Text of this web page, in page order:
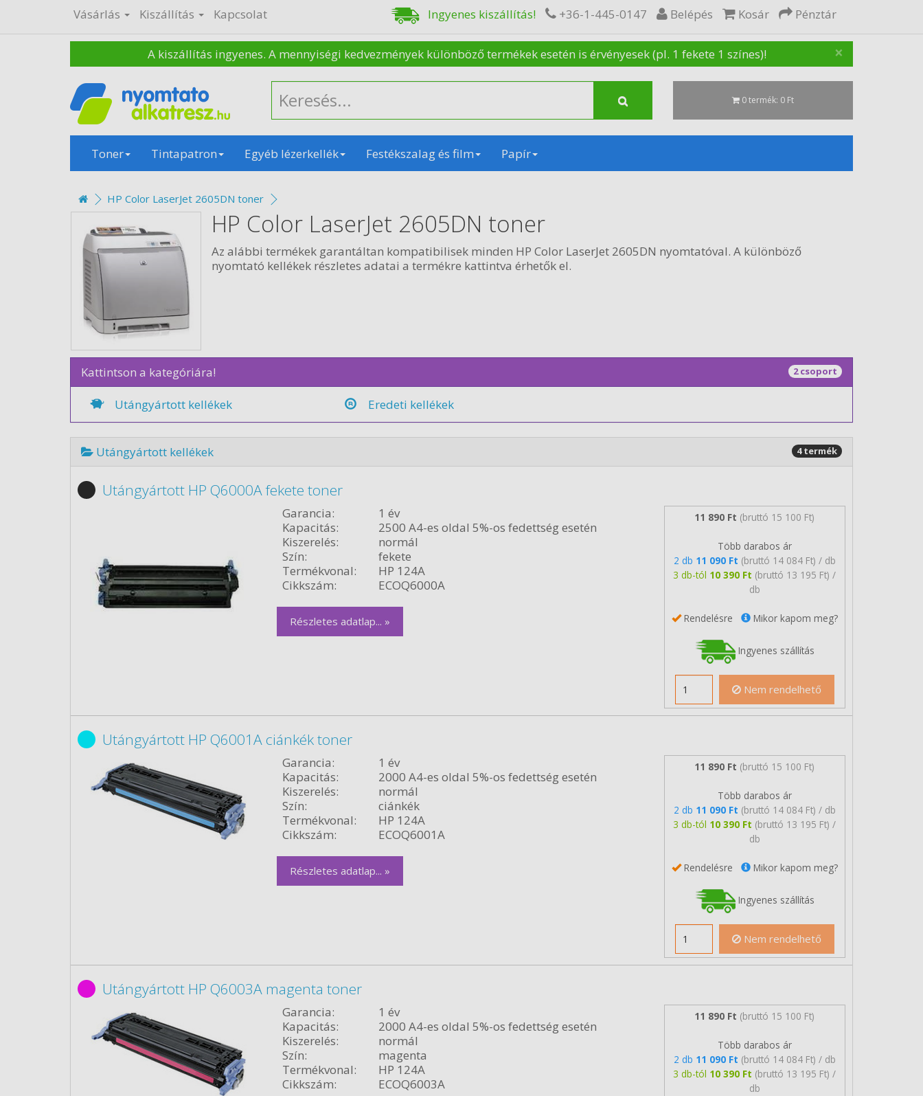
Vásárlás Kiszállítás Kapcsolat Ingyenes kiszállítás! +36-1-445-0147 Belépés Kosár Pénztár
×
A kiszállítás ingyenes. A mennyiségi kedvezmények különböző termékek esetén is érvényesek (pl. 1 fekete 1 színes)!
0 termék: 0 Ft
Toner Tintapatron Egyéb lézerkellék Festékszalag és film Papír
HP Color LaserJet 2605DN toner
HP Color LaserJet 2605DN toner
Az alábbi termékek garantáltan kompatibilisek minden HP Color LaserJet 2605DN nyomtatóval. A különböző
nyomtató kellékek részletes adatai a termékre kattintva érhetők el.
Kattintson a kategóriára! 2 csoport
Utángyártott kellékek Eredeti kellékek
Utángyártott kellékek 4 termék
Utángyártott HP Q6000A fekete toner
Garancia:
1 év
Kapacitás:
2500 A4-es oldal 5%-os fedettség esetén
Kiszerelés:
normál
Szín:
fekete
Termékvonal:
HP 124A
Cikkszám:
ECOQ6000A
Részletes adatlap... »
11 890 Ft (bruttó 15 100 Ft)
Több darabos ár
2 db 11 090 Ft (bruttó 14 084 Ft) / db
3 db-tól 10 390 Ft (bruttó 13 195 Ft) /
db
Rendelésre Mikor kapom meg?
Ingyenes szállítás
Nem rendelhető
Utángyártott HP Q6001A ciánkék toner
Garancia:
1 év
Kapacitás:
2000 A4-es oldal 5%-os fedettség esetén
Kiszerelés:
normál
Szín:
ciánkék
Termékvonal:
HP 124A
Cikkszám:
ECOQ6001A
Részletes adatlap... »
11 890 Ft (bruttó 15 100 Ft)
Több darabos ár
2 db 11 090 Ft (bruttó 14 084 Ft) / db
3 db-tól 10 390 Ft (bruttó 13 195 Ft) /
db
Rendelésre Mikor kapom meg?
Ingyenes szállítás
Nem rendelhető
Utángyártott HP Q6003A magenta toner
Garancia:
1 év
Kapacitás:
2000 A4-es oldal 5%-os fedettség esetén
Kiszerelés:
normál
Szín:
magenta
Termékvonal:
HP 124A
Cikkszám:
ECOQ6003A
11 890 Ft (bruttó 15 100 Ft)
Több darabos ár
2 db 11 090 Ft (bruttó 14 084 Ft) / db
3 db-tól 10 390 Ft (bruttó 13 195 Ft) /
db